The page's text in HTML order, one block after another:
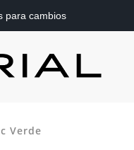
para cambios
Verde